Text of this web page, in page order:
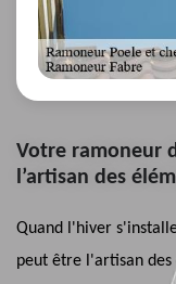
Votre ramoneur
l’artisan des
Quand l'hiver
peut être l'artisan des